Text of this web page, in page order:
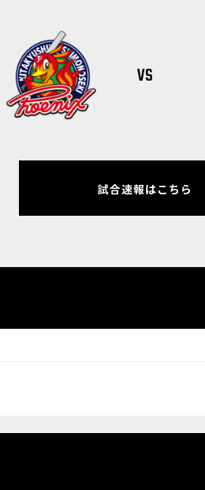
vs
試合速報はこちら